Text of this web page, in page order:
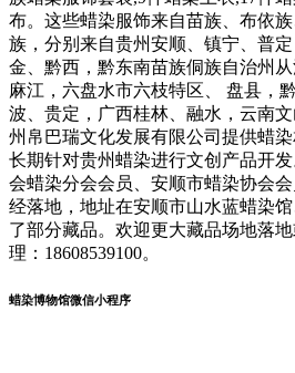
布。这些蜡染服饰来自苗族、布依
族，分别来自贵州安顺、镇宁、普
金、黔西，黔东南苗族侗族自治州从
麻江，六盘水市六枝特区、 盘县，
波、贵定，广西桂林、融水，云南
州帛巴瑞文化发展有限公司提供蜡
长期针对贵州蜡染进行文创产品开
会蜡染分会会员、安顺市蜡染协会
经落地，地址在安顺市山水蓝蜡染
了部分藏品。欢迎更大藏品场地落
理：18608539100。
蜡染博物馆微信小程序